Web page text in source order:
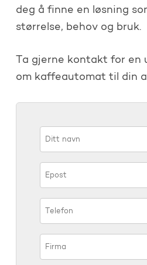
deg å finne en løsning
størrelse, behov og bruk.
Ta gjerne kontakt for en
om kaffeautomat til din